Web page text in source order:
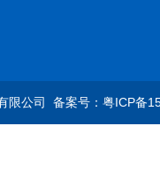
限公司 备案号：粤ICP备